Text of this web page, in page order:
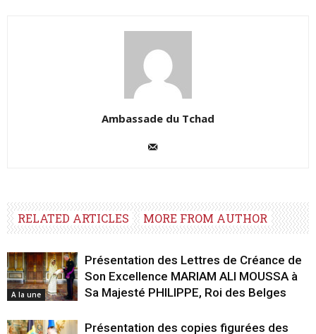
Ambassade du Tchad
RELATED ARTICLES MORE FROM AUTHOR
A la une
Présentation des Lettres de Créance de
Son Excellence MARIAM ALI MOUSSA à
Sa Majesté PHILIPPE, Roi des Belges
Présentation des copies figurées des